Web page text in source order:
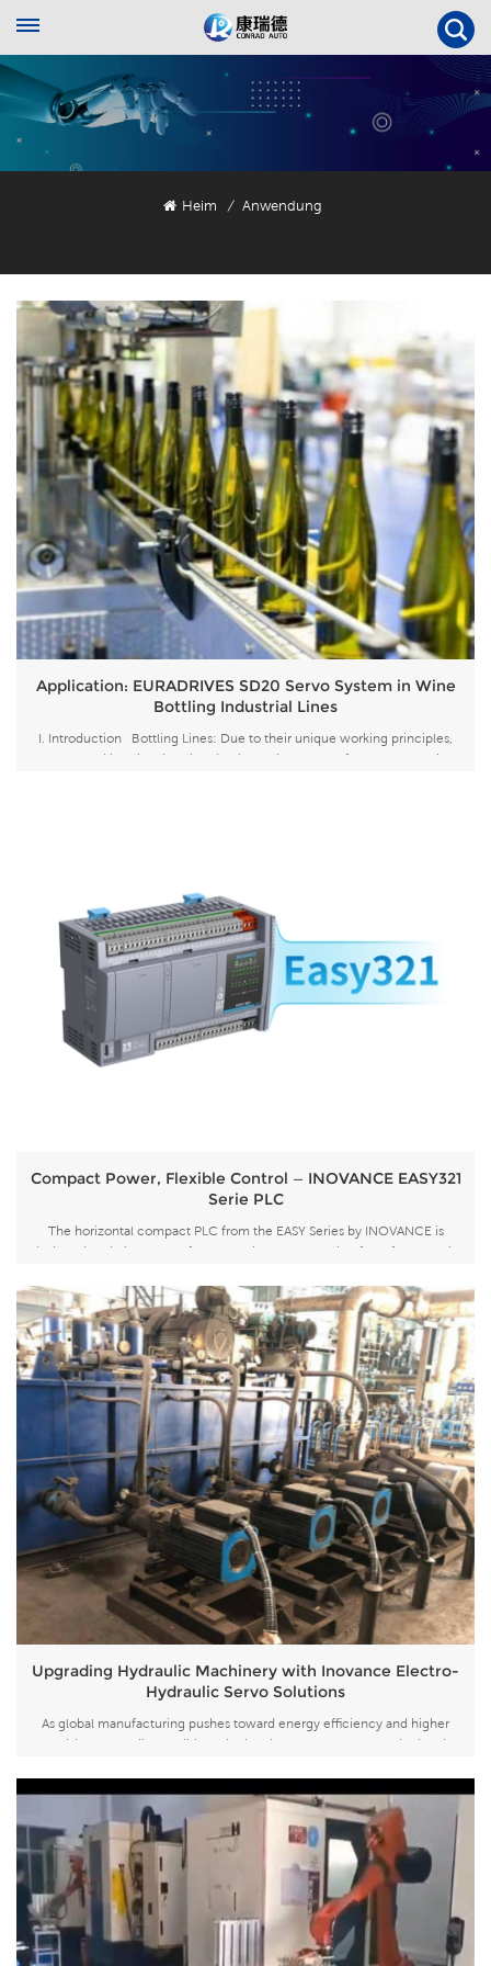
Heim / Anwendung
Application: EURADRIVES SD20 Servo System in Wine
Bottling Industrial Lines
I. Introduction Bottling Lines: Due to their unique working principles,
automated bottling lines handle the entire process from raw material
Compact Power, Flexible Control — INOVANCE EASY321
Serie PLC
The horizontal compact PLC from the EASY Series by INOVANCE is
designed to deliver powerful control in a space-saving form factor. Built
compliant motion control instructions and multiple programming
languages including ST, LD, and S...
Upgrading Hydraulic Machinery with Inovance Electro-
Hydraulic Servo Solutions
As global manufacturing pushes toward energy efficiency and higher
precision, upgrading traditional hydraulic systems to electro-hydraulic
system pressure as th...